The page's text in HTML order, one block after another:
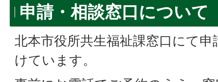
申請・相談窓口について
北本市役所共生福祉課窓口にて
けています。